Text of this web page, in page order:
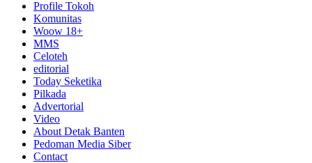
Profile Tokoh
Komunitas
Woow 18+
MMS
Celoteh
editorial
Today Seketika
Pilkada
Advertorial
Video
About Detak Banten
Pedoman Media Siber
Contact